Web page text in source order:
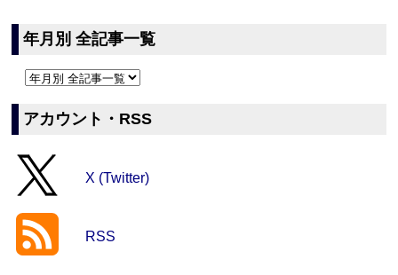
年月別 全記事一覧
アカウント・RSS
X (Twitter)
RSS